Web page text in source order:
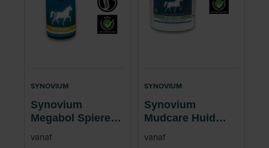
SYNOVIUM
Synovium
Megabol Spieren
Paard 960 ml
vanaf
SYNOVIUM
Synovium
Mudcare Huid
Paard 500 ml
vanaf